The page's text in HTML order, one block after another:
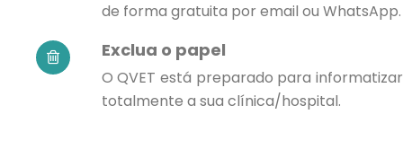
de forma gratuita por email ou WhatsApp.
Exclua o papel
O QVET está preparado para informatizar
totalmente a sua clínica/hospital.